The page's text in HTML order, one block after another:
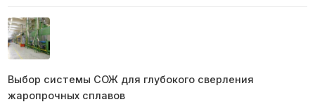
Выбор системы СОЖ для глубокого сверления
жаропрочных сплавов